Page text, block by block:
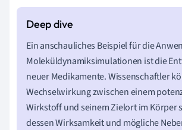
Ein anschauliches Beispiel für die
Moleküldynamiksimulationen ist die
neuer Medikamente. Wissenschaftler
Wechselwirkung zwischen einem
Wirkstoff und seinem Zielort im Körper
dessen Wirksamkeit und mögliche